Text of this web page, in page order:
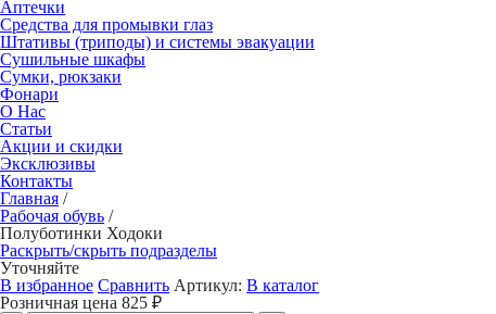
Аптечки
Средства для промывки глаз
Штативы (триподы) и системы эвакуации
Сушильные шкафы
Сумки, рюкзаки
Фонари
О Нас
Статьи
Акции и скидки
Эксклюзивы
Контакты
Главная /
Рабочая обувь /
Полуботинки Ходоки
Раскрыть/скрыть подразделы
Уточняйте
В избранное Сравнить Артикул: В каталог
Розничная цена 825 ₽